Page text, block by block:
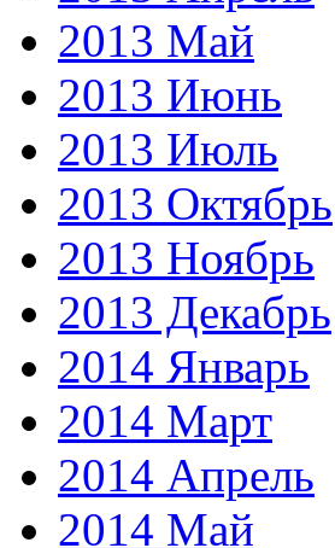
2013 Май
2013 Июнь
2013 Июль
2013 Октябрь
2013 Ноябрь
2013 Декабрь
2014 Январь
2014 Март
2014 Апрель
2014 Май